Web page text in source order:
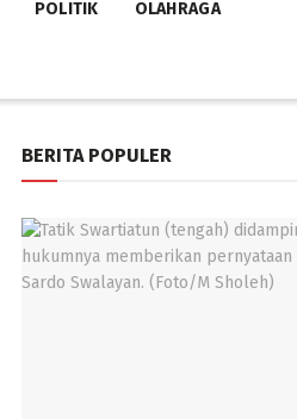
POLITIK OLAHRAGA
BERITA POPULER